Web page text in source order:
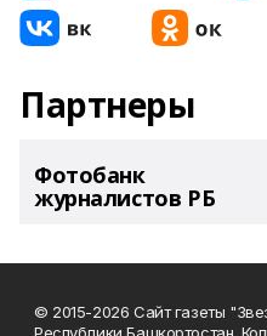
Партнеры
Фотобанк
журналистов РБ
© 2015-2026 Сайт газеты